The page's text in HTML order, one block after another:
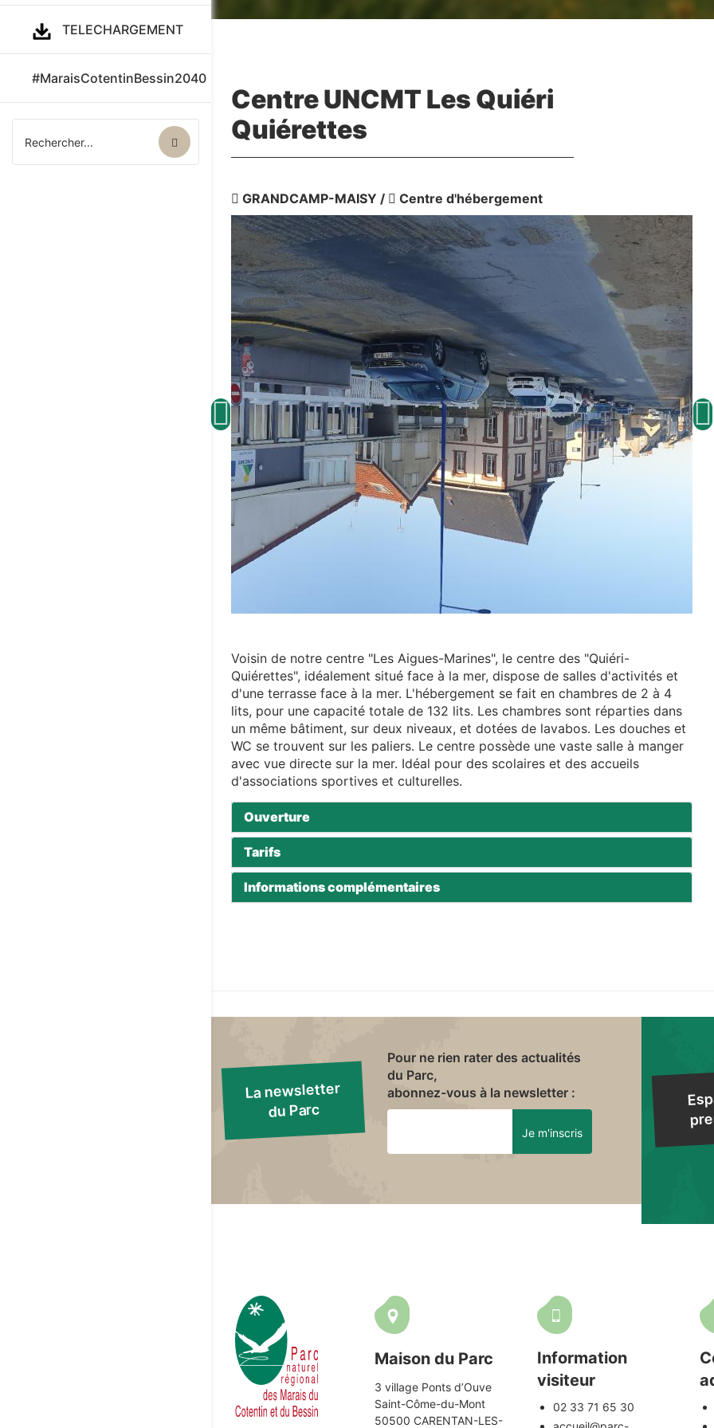
Centre UNCMT Les Quiéri
Quiérettes
GRANDCAMP-MAISY / Centre d'hébergement
Voisin de notre centre "Les Aigues-Marines", le centre des "Quiéri-
Quiérettes", idéalement situé face à la mer, dispose de salles d'activités et
d'une terrasse face à la mer. L'hébergement se fait en chambres de 2 à 4
lits, pour une capacité totale de 132 lits. Les chambres sont réparties dans
un même bâtiment, sur deux niveaux, et dotées de lavabos. Les douches et
WC se trouvent sur les paliers. Le centre possède une vaste salle à manger
avec vue directe sur la mer. Idéal pour des scolaires et des accueils
d'associations sportives et culturelles.
Ouverture
Tarifs
Informations complémentaires
La newsletter
du Parc
Pour ne rien rater des actualités
du Parc,
abonnez-vous à la newsletter :
Maison du Parc
3 village Ponts d’Ouve
Saint-Côme-du-Mont
50500 CARENTAN-LES-
Information
visiteur
02 33 71 65 30
TELECHARGEMENT
#MaraisCotentinBessin2040